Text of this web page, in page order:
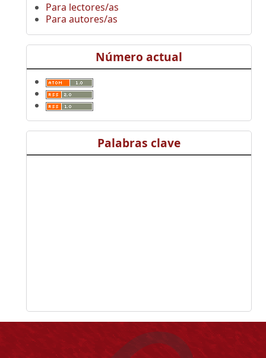
Para lectores/as
Para autores/as
Número actual
Palabras clave